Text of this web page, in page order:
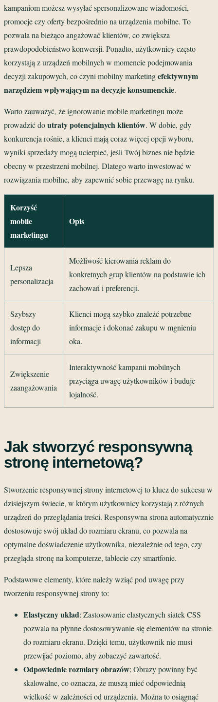
kampaniom możesz wysyłać spersonalizowane wiadomości,
promocje czy oferty bezpośrednio na urządzenia mobilne. To
pozwala na bieżąco angażować klientów, co zwiększa
prawdopodobieństwo konwersji. Ponadto, użytkownicy często
korzystają z urządzeń mobilnych w momencie podejmowania
decyzji zakupowych, co czyni mobilny marketingefektywnym
narzędziem wpływającym na decyzje konsumenckie.
Warto zauważyć, że ignorowanie mobile marketingu może
prowadzić doutraty potencjalnych klientów. W dobie, gdy
konkurencja rośnie, a klienci mają coraz więcej opcji wyboru,
wyniki sprzedaży mogą ucierpieć, jeśli Twój biznes nie będzie
obecny w przestrzeni mobilnej. Dlatego warto inwestować w
rozwiązania mobilne, aby zapewnić sobie przewagę na rynku.
Korzyść
mobile
marketingu
Opis
Lepsza
personalizacja
Możliwość kierowania reklam do
konkretnych grup klientów na podstawie ich
zachowań i preferencji.
Szybszy
dostęp do
informacji
Klienci mogą szybko znaleźć potrzebne
informacje i dokonać zakupu w mgnieniu
oka.
Zwiększenie
zaangażowania
Interaktywność kampanii mobilnych
przyciąga uwagę użytkowników i buduje
lojalność.
Jak stworzyć responsywną
stronę internetową?
Stworzenie responsywnej strony internetowej to klucz do sukcesu w
dzisiejszym świecie, w którym użytkownicy korzystają z różnych
urządzeń do przeglądania treści. Responsywna strona automatycznie
dostosowuje swój układ do rozmiaru ekranu, co pozwala na
optymalne doświadczenie użytkownika, niezależnie od tego, czy
przegląda stronę na komputerze, tablecie czy smartfonie.
Podstawowe elementy, które należy wziąć pod uwagę przy
tworzeniu responsywnej strony to:
Elastyczny układ: Zastosowanie elastycznych siatek CSS
pozwala na płynne dostosowywanie się elementów na stronie
do rozmiaru ekranu. Dzięki temu, użytkownik nie musi
przewijać poziomo, aby zobaczyć zawartość.
Odpowiednie rozmiary obrazów: Obrazy powinny być
skalowalne, co oznacza, że muszą mieć odpowiednią
wielkość w zależności od urządzenia. Można to osiągnąć